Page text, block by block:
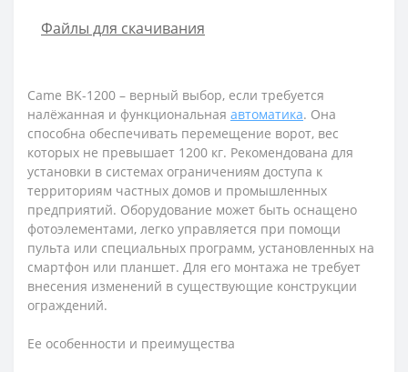
Файлы для скачивания
Came BK-1200 – верный выбор, если требуется
налёжанная и функциональная автоматика. Она
способна обеспечивать перемещение ворот, вес
которых не превышает 1200 кг. Рекомендована для
установки в системах ограничениям доступа к
территориям частных домов и промышленных
предприятий. Оборудование может быть оснащено
фотоэлементами, легко управляется при помощи
пульта или специальных программ, установленных на
смартфон или планшет. Для его монтажа не требует
внесения изменений в существующие конструкции
ограждений.
Ее особенности и преимущества